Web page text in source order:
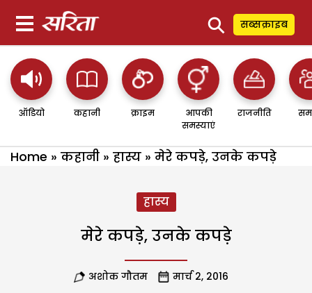
⚲ सब्सक्राइब
ऑडियो कहानी क्राइम
आपकी
समस्याएं
राजनीति
Home » कहानी » हास्य » मेरे कपड़े, उनके कपड़े
हास्य
मेरे कपड़े, उनके कपड़े
अशोक गौतम मार्च 2, 2016